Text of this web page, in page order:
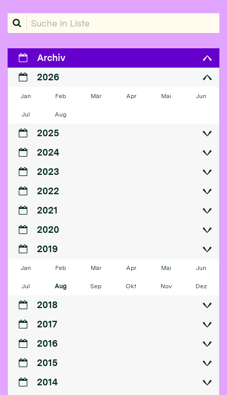
Suche in Liste
Archiv
2026
Jan Feb Mär Apr Mai Jun
Jul Aug
2025
2024
2023
2022
2021
2020
2019
Jan Feb Mär Apr Mai Jun
Jul Aug Sep Okt Nov Dez
2018
2017
2016
2015
2014